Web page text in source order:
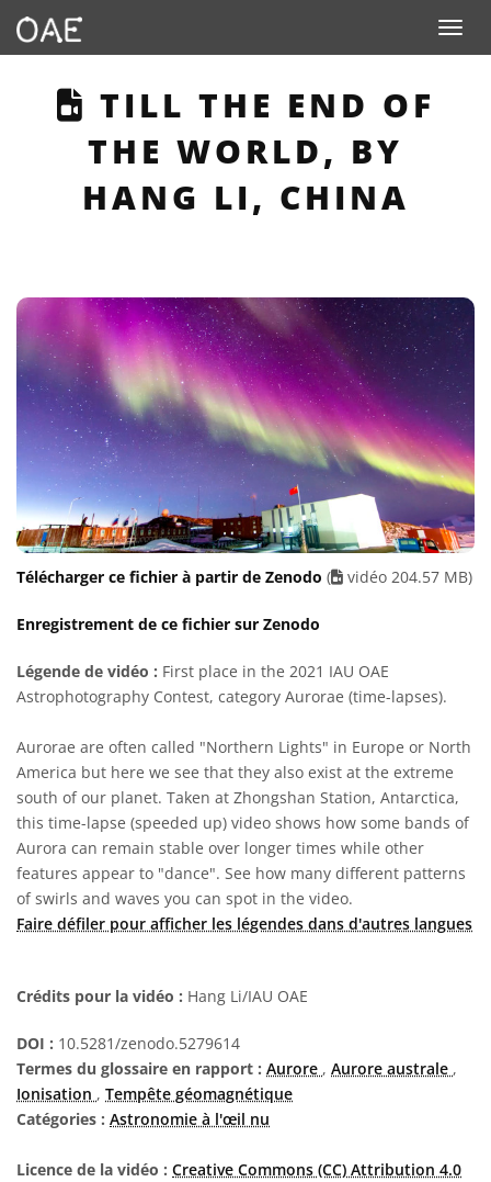
Toggle
THIS PAGE
TILL THE END OF
THE WORLD, BY
HANG LI, CHINA
Télécharger ce fichier à partir de Zenodo ( vidéo 204.57 MB)
Enregistrement de ce fichier sur Zenodo
Légende de vidéo : First place in the 2021 IAU OAE
Astrophotography Contest, category Aurorae (time-lapses).
Aurorae are often called "Northern Lights" in Europe or North
America but here we see that they also exist at the extreme
south of our planet. Taken at Zhongshan Station, Antarctica,
this time-lapse (speeded up) video shows how some bands of
Aurora can remain stable over longer times while other
features appear to "dance". See how many different patterns
of swirls and waves you can spot in the video.
Faire défiler pour afficher les légendes dans d'autres langues
Crédits pour la vidéo : Hang Li/IAU OAE
DOI : 10.5281/zenodo.5279614
Termes du glossaire en rapport : Aurore , Aurore australe ,
Ionisation , Tempête géomagnétique
Catégories : Astronomie à l'œil nu
Licence de la vidéo : Creative Commons (CC) Attribution 4.0